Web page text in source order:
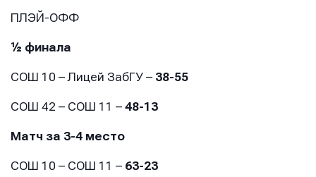
ПЛЭЙ-ОФФ
½ финала
СОШ 10 – Лицей ЗабГУ – 38-55
СОШ 42 – СОШ 11 – 48-13
Матч за 3-4 место
СОШ 10 – СОШ 11 – 63-23
Сообщение
Отправить
Сообщение
Отправить
Сообщение